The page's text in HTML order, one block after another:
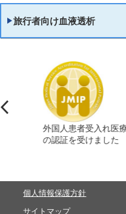
旅行者向け血液透析
外国人患者受入れ医療機関
の認証を受けました
個人情報保護方針
サイトマップ